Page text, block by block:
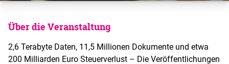
Über die Veranstaltung
2,6 Terabyte Daten, 11,5 Millionen Dokumente und etwa
200 Milliarden Euro Steuerverlust – Die Veröffentlichungen